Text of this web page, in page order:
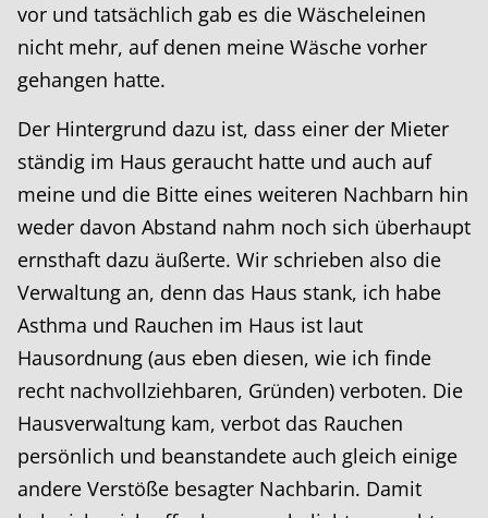
vor und tatsächlich gab es die Wäscheleinen
nicht mehr, auf denen meine Wäsche vorher
gehangen hatte.
Der Hintergrund dazu ist, dass einer der Mieter
ständig im Haus geraucht hatte und auch auf
meine und die Bitte eines weiteren Nachbarn hin
weder davon Abstand nahm noch sich überhaupt
ernsthaft dazu äußerte. Wir schrieben also die
Verwaltung an, denn das Haus stank, ich habe
Asthma und Rauchen im Haus ist laut
Hausordnung (aus eben diesen, wie ich finde
recht nachvollziehbaren, Gründen) verboten. Die
Hausverwaltung kam, verbot das Rauchen
persönlich und beanstandete auch gleich einige
andere Verstöße besagter Nachbarin. Damit